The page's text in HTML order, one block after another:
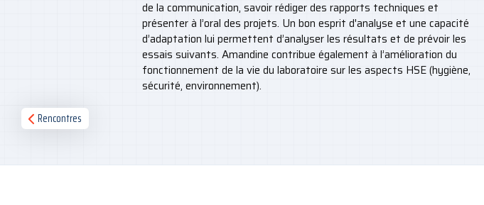
de la communication, savoir rédiger des rapports techniques et
présenter à l’oral des projets. Un bon esprit d'analyse et une capacité
d’adaptation lui permettent d’analyser les résultats et de prévoir les
essais suivants. Amandine contribue également à l’amélioration du
fonctionnement de la vie du laboratoire sur les aspects HSE (hygiène,
sécurité, environnement).
Rencontres